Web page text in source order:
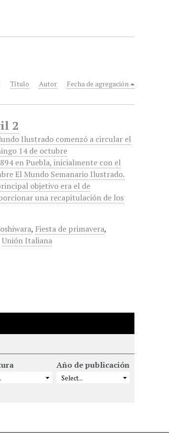
Título Autor Fecha de agregación
2
Ilustrado comenzó a circular el
14 de octubre
en Puebla, inicialmente con el
El Mundo Semanario Ilustrado.
objetivo era el de
una recapitulación de los
, Fiesta de primavera,
Unión Italiana
Año de publicación